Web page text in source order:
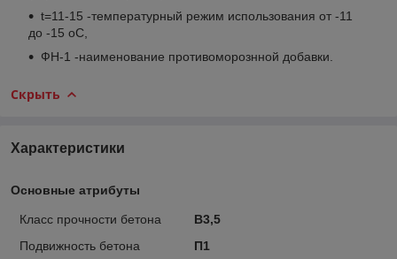
t=11-15 -температурный режим использования от -11
до -15 oC,
ФН-1 -наименование противоморознной добавки.
Скрыть
Характеристики
Основные атрибуты
Класс прочности бетона
В3,5
Подвижность бетона
П1